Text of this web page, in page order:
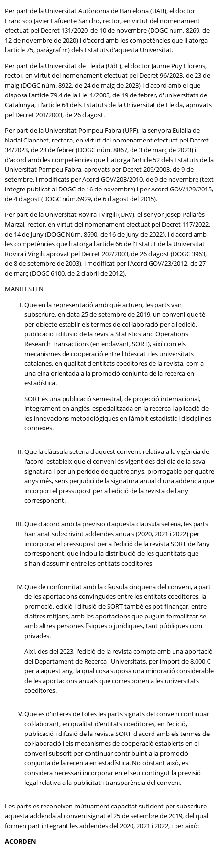
Per part de la Universitat Autònoma de Barcelona (UAB), el doctor
Francisco Javier Lafuente Sancho, rector, en virtut del nomenament
efectuat pel Decret 131/2020, de 10 de novembre (DOGC núm. 8269, de
12 de novembre de 2020) i d'acord amb les competències que li atorga
l'article 75, paràgraf m) dels Estatuts d'aquesta Universitat.
Per part de la Universitat de Lleida (UdL), el doctor Jaume Puy Llorens,
rector, en virtut del nomenament efectuat pel Decret 96/2023, de 23 de
maig (DOGC núm. 8922, de 24 de maig de 2023) i d'acord amb el que
disposa l'article 79.4 de la Llei 1/2003, de 19 de febrer, d'universitats de
Catalunya, i l'article 64 dels Estatuts de la Universitat de Lleida, aprovats
pel Decret 201/2003, de 26 d'agost.
Per part de la Universitat Pompeu Fabra (UPF), la senyora Eulàlia de
Nadal Clanchet, rectora, en virtut del nomenament efectuat pel Decret
34/2023, de 28 de febrer (DOGC núm. 8867, de 3 de març de 2023) i
d'acord amb les competències que li atorga l'article 52 dels Estatuts de la
Universitat Pompeu Fabra, aprovats per Decret 209/2003, de 9 de
setembre, i modificats per Acord GOV/203/2010, de 9 de novembre (text
íntegre publicat al DOGC de 16 de novembre) i per Acord GOV/129/2015,
de 4 d'agost (DOGC núm.6929, de 6 d'agost del 2015).
Per part de la Universitat Rovira i Virgili (URV), el senyor Josep Pallarès
Marzal, rector, en virtut del nomenament efectuat pel Decret 117/2022,
de 14 de juny (DOGC Núm. 8690, de 16 de juny de 2022), i d'acord amb
les competències que li atorga l'article 66 de l'Estatut de la Universitat
Rovira i Virgili, aprovat pel Decret 202/2003, de 26 d'agost (DOGC 3963,
de 8 de setembre de 2003), i modificat per l'Acord GOV/23/2012, de 27
de març (DOGC 6100, de 2 d'abril de 2012).
MANIFESTEN
Que en la representació amb què actuen, les parts van
subscriure, en data 25 de setembre de 2019, un conveni que té
per objecte establir els termes de col·laboració per a l'edició,
publicació i difusió de la revista Statistics and Operations
Research Transactions (en endavant, SORT), així com els
mecanismes de cooperació entre l'Idescat i les universitats
catalanes, en qualitat d'entitats coeditores de la revista, com a
una eina orientada a la promoció conjunta de la recerca en
estadística.
SORT és una publicació semestral, de projecció internacional,
íntegrament en anglès, especialitzada en la recerca i aplicació de
les innovacions metodològiques en l'àmbit estadístic i disciplines
connexes.
Que la clàusula setena d'aquest conveni, relativa a la vigència de
l'acord, estableix que el conveni és vigent des del dia de la seva
signatura i per un període de quatre anys, prorrogable per quatre
anys més, sens perjudici de la signatura anual d'una addenda que
incorpori el pressupost per a l'edició de la revista de l'any
corresponent.
Que d'acord amb la previsió d'aquesta clàusula setena, les parts
han anat subscrivint addendes anuals (2020, 2021 i 2022) per
incorporar el pressupost per a l'edició de la revista SORT de l'any
corresponent, que inclou la distribució de les quantitats que
s'han d'assumir entre les entitats coeditores.
Que de conformitat amb la clàusula cinquena del conveni, a part
de les aportacions convingudes entre les entitats coeditores, la
promoció, edició i difusió de SORT també es pot finançar, entre
d'altres mitjans, amb les aportacions que puguin formalitzar-se
amb altres persones físiques o jurídiques, tant públiques com
privades.
Així, des del 2023, l'edició de la revista compta amb una aportació
del Departament de Recerca i Universitats, per import de 8.000 €
per a aquest any, la qual cosa suposa una minoració considerable
de les aportacions anuals que corresponen a les universitats
coeditores.
Que és d'interès de totes les parts signats del conveni continuar
col·laborant, en qualitat d'entitats coeditores, en l'edició,
publicació i difusió de la revista SORT, d'acord amb els termes de
col·laboració i els mecanismes de cooperació establerts en el
conveni subscrit per continuar contribuint a la promoció
conjunta de la recerca en estadística. No obstant això, es
considera necessari incorporar en el seu contingut la previsió
legal relativa a la publicitat i transparència del conveni.
Les parts es reconeixen mútuament capacitat suficient per subscriure
aquesta addenda al conveni signat el 25 de setembre de 2019, del qual
formen part integrant les addendes del 2020, 2021 i 2022, i per això:
ACORDEN